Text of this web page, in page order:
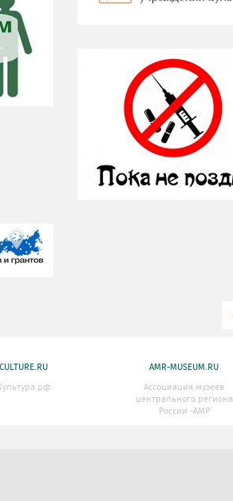
CULTURE.RU AMR-MUSEUM.RU
Ассоциация музеев
центрального региона
России -АМР